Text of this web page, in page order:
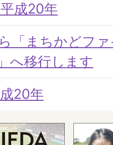
成20年
「まちかどフ
へ移行します
20年